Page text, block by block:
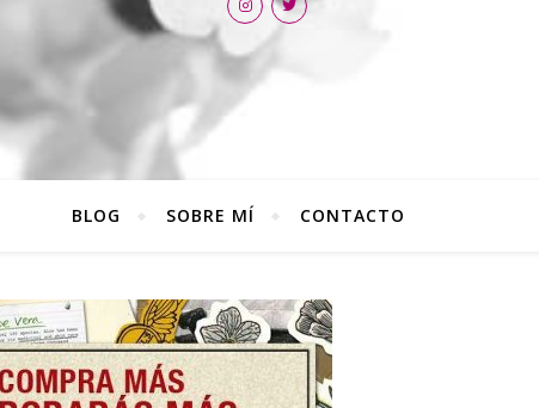
BLOG SOBRE MÍ CONTACTO